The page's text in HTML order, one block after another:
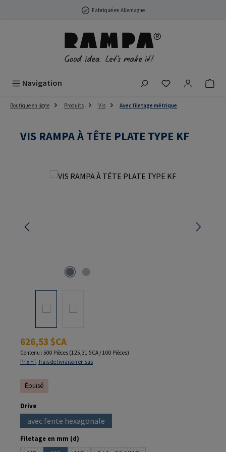
Passer au contenu principalFabriqué en Allemagne
Navigation Vous avez 0
Boutique en ligne Produits Vis Avec filetage métrique
VIS RAMPA À TÊTE PLATE TYPE KF
Ignorer la galerie d'images
Prix régulier :
626,53 $CA
Contenu : 500 Pièces (125,31 $CA / 100 Pièces)
Prix HT, frais de livraison en sus
Épuisé
Sélectionnez
Drive
avec fente hexagonale(Cette option n'est pas disponible pour le moment.)
Sélectionnez
Filetage en mm (d)